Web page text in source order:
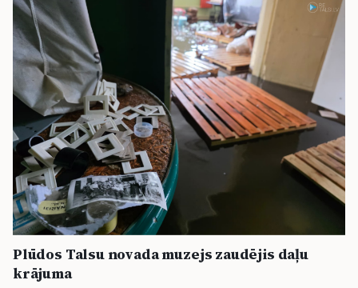
Plūdos Talsu novada muzejs zaudējis daļu
krājuma